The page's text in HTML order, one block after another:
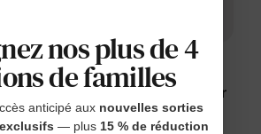
fille
Occasion
Robe de Noël verte pour
petite fille
nos plus de 4
de familles
anticipé aux nouvelles sorties
— plus 15 % de réduction